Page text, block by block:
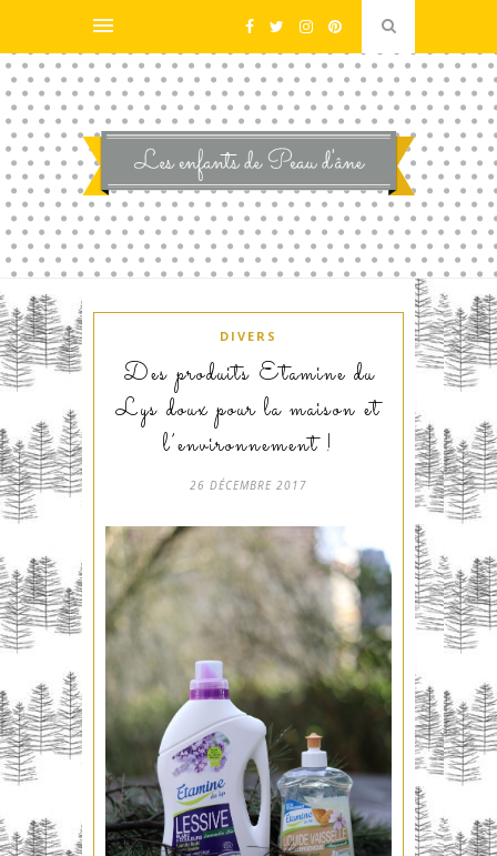
DIVERS
Des produits Etamine du
Lys doux pour la maison et
l’environnement !
26 DÉCEMBRE 2017